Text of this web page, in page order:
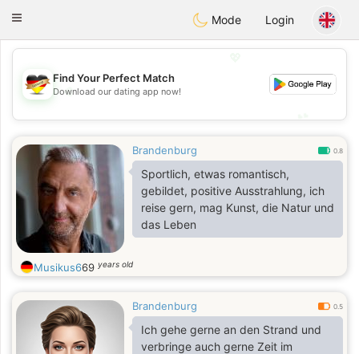
DeutschDating
Toggle
Mode Login
💖
💕
Find Your Perfect Match
Download our dating app now!
Brandenburg 0.8
Sportlich, etwas romantisch,
gebildet, positive Ausstrahlung, ich
reise gern, mag Kunst, die Natur und
das Leben
Musikus669 years old
Brandenburg 0.5
Ich gehe gerne an den Strand und
verbringe auch gerne Zeit im